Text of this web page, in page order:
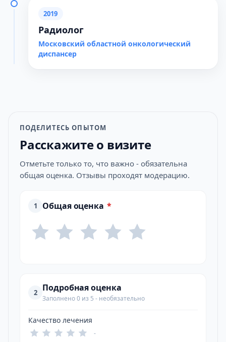
2019
Радиолог
Московский областной онкологический
диспансер
ПОДЕЛИТЕСЬ ОПЫТОМ
Расскажите о визите
Отметьте только то, что важно - обязательна
общая оценка. Отзывы проходят модерацию.
1 Общая оценка *
2 Подробная оценка
Заполнено 0 из 5 - необязательно
Качество лечения
-